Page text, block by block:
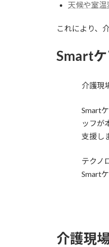
天候や室
これにより、
Smart
介護現
Smart
ッフが
支援し
テクノ
Smart
介護現